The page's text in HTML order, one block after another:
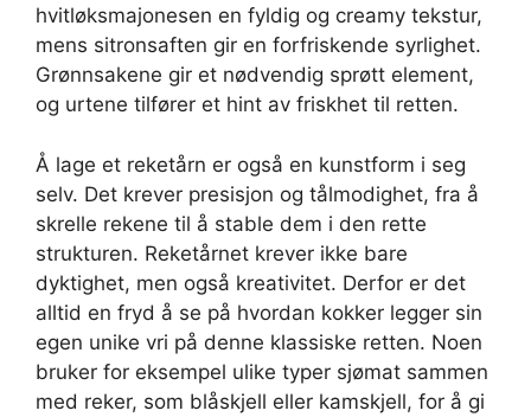
hvitløksmajonesen en fyldig og creamy tekstur,
mens sitronsaften gir en forfriskende syrlighet.
Grønnsakene gir et nødvendig sprøtt element,
og urtene tilfører et hint av friskhet til retten.
Å lage et reketårn er også en kunstform i seg
selv. Det krever presisjon og tålmodighet, fra å
skrelle rekene til å stable dem i den rette
strukturen. Reketårnet krever ikke bare
dyktighet, men også kreativitet. Derfor er det
alltid en fryd å se på hvordan kokker legger sin
egen unike vri på denne klassiske retten. Noen
bruker for eksempel ulike typer sjømat sammen
med reker, som blåskjell eller kamskjell, for å gi